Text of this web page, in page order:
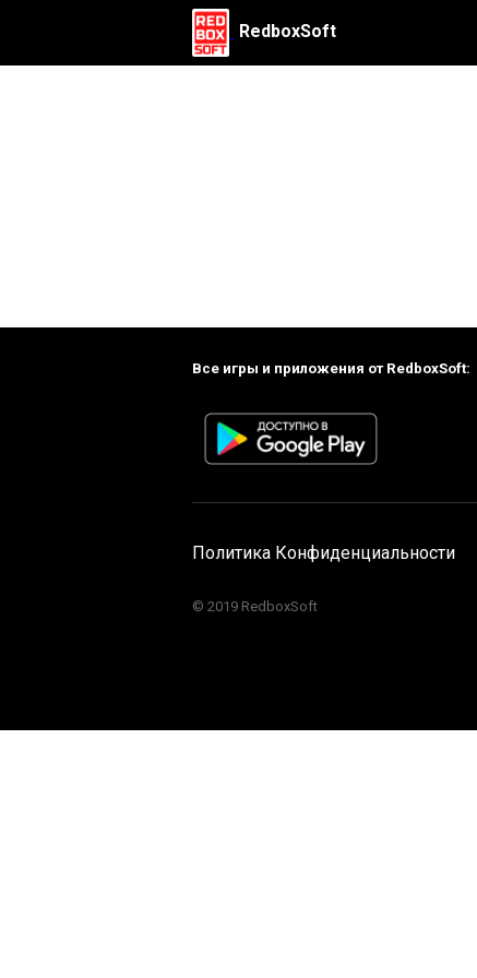
RedboxSoft
Все игры и приложения от RedboxSoft:
Политика Конфиденциальности
© 2019 RedboxSoft